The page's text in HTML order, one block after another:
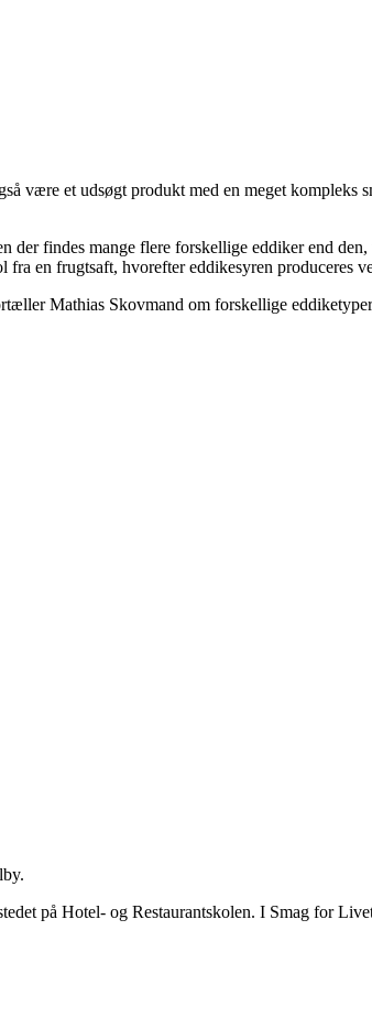
være et udsøgt produkt med en meget kompleks
der findes mange flere forskellige eddiker end
en frugtsaft, hvorefter eddikesyren produceres
Mathias Skovmand om forskellige
på Hotel- og Restaurantskolen. I Smag for